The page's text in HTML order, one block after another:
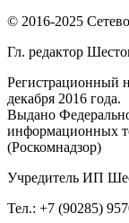
© 2016-2025
Гл. редактор
декабря 2016 года.
Выдано
информационных
(Роскомнадзор)
Учредитель ИП
Тел.: +7 (90285)